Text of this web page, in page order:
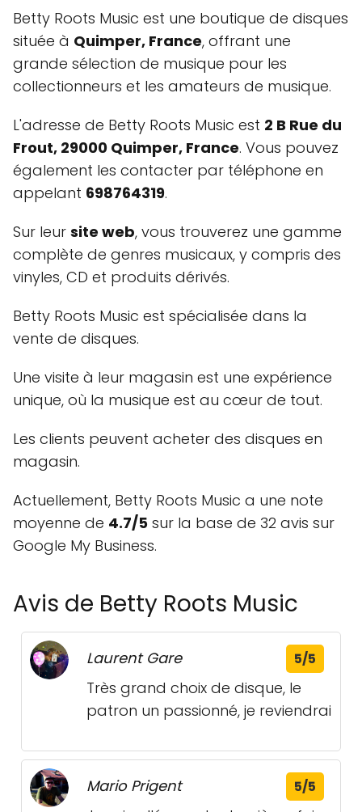
Betty Roots Music est une boutique de disques
située à Quimper, France, offrant une
grande sélection de musique pour les
collectionneurs et les amateurs de musique.
L'adresse de Betty Roots Music est 2 B Rue du
Frout, 29000 Quimper, France. Vous pouvez
également les contacter par téléphone en
appelant 698764319.
Sur leur site web, vous trouverez une gamme
complète de genres musicaux, y compris des
vinyles, CD et produits dérivés.
Betty Roots Music est spécialisée dans la
vente de disques.
Une visite à leur magasin est une expérience
unique, où la musique est au cœur de tout.
Les clients peuvent acheter des disques en
magasin.
Actuellement, Betty Roots Music a une note
moyenne de 4.7/5 sur la base de 32 avis sur
Google My Business.
Avis de Betty Roots Music
Laurent Gare 5/5
Très grand choix de disque, le
patron un passionné, je reviendrai
Mario Prigent 5/5